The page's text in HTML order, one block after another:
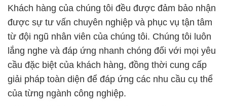
Khách hàng của chúng tôi đều được đảm bảo nhận
được sự tư vấn chuyên nghiệp và phục vụ tận tâm
từ đội ngũ nhân viên của chúng tôi. Chúng tôi luôn
lắng nghe và đáp ứng nhanh chóng đối với mọi yêu
cầu đặc biệt của khách hàng, đồng thời cung cấp
giải pháp toàn diện để đáp ứng các nhu cầu cụ thể
của từng ngành công nghiệp.